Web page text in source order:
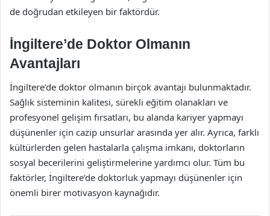
de doğrudan etkileyen bir faktördür.
İngiltere’de Doktor Olmanın
Avantajları
İngiltere’de doktor olmanın birçok avantajı bulunmaktadır.
Sağlık sisteminin kalitesi, sürekli eğitim olanakları ve
profesyonel gelişim fırsatları, bu alanda kariyer yapmayı
düşünenler için cazip unsurlar arasında yer alır. Ayrıca, farklı
kültürlerden gelen hastalarla çalışma imkanı, doktorların
sosyal becerilerini geliştirmelerine yardımcı olur. Tüm bu
faktörler, İngiltere’de doktorluk yapmayı düşünenler için
önemli birer motivasyon kaynağıdır.